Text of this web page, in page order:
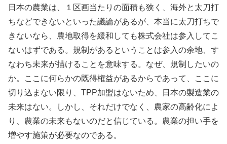
日本の農業は、１区画当たりの面積も狭く、海外と太刀打
ちなどできないといった議論があるが、本当に太刀打ちで
きないなら、農地取得を緩和しても株式会社は参入してこ
ないはずである。規制があるということは参入の余地、す
なわち未来が描けることを意味する。なぜ、規制したいの
か。ここに何らかの既得権益があるからであって、ここに
切り込まない限り、TPP加盟はないため、日本の製造業の
未来はない。しかし、それだけでなく、農家の高齢化によ
り、農業の未来もないのだと信じている。農業の担い手を
増やす施策が必要なのである。